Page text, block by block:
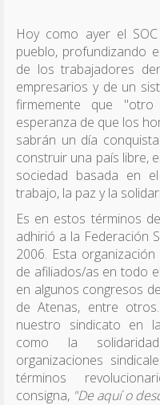
Hoy como ayer el
pueblo, profundizando
de los trabajadores
empresarios y de un
firmemente que
esperanza de que los
sabrán un día
construir una país libre,
sociedad basada en
trabajo, la paz y la
Es en estos términos
adhirió a la Federación
2006. Esta
de afiliados/as en todo
en algunos congresos
de Atenas, entre
nuestro sindicato en
como la
organizaciones
términos
consigna, "De aquí o